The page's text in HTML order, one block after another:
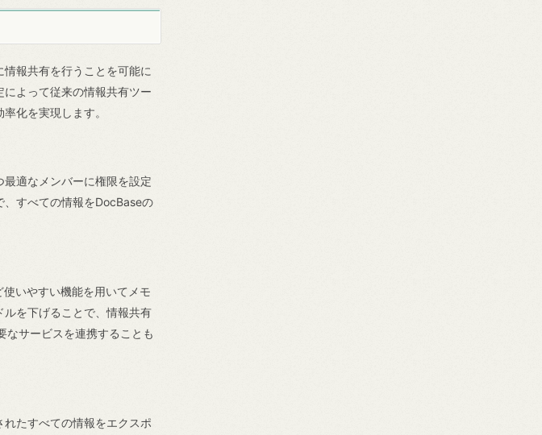
報共有を行うことを可能に
よって従来の情報共有ツー
化を実現します。
適なメンバーに権限を設定
すべての情報をDocBaseの
いやすい機能を用いてメモ
を下げることで、情報共有
サービスを連携することも
たすべての情報をエクスポ